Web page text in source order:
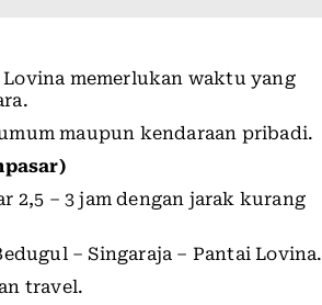
memerlukan waktu yang
maupun kendaraan pribadi.
2,5 – 3 jam dengan jarak kurang
– Singaraja – Pantai Lovina.
travel.